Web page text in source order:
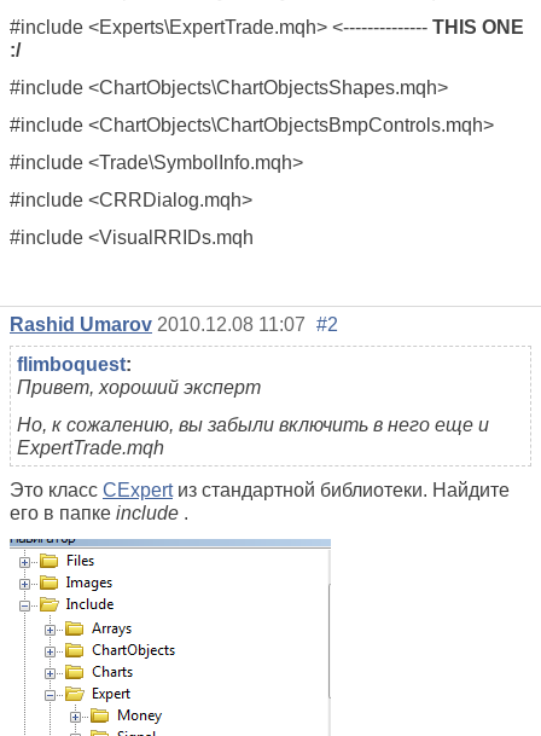
#include <Experts\ExpertTrade.mqh> <-------------- THIS ONE
:/
#include <ChartObjects\ChartObjectsShapes.mqh>
#include <ChartObjects\ChartObjectsBmpControls.mqh>
#include <Trade\SymbolInfo.mqh>
#include <CRRDialog.mqh>
#include <VisualRRIDs.mqh
Rashid Umarov 2010.12.08 11:07 #2
flimboquest:
Привет, хороший эксперт
Но, к сожалению, вы забыли включить в него еще и
ExpertTrade.mqh
Это класс CExpertиз стандартной библиотеки. Найдите
его в папке include .